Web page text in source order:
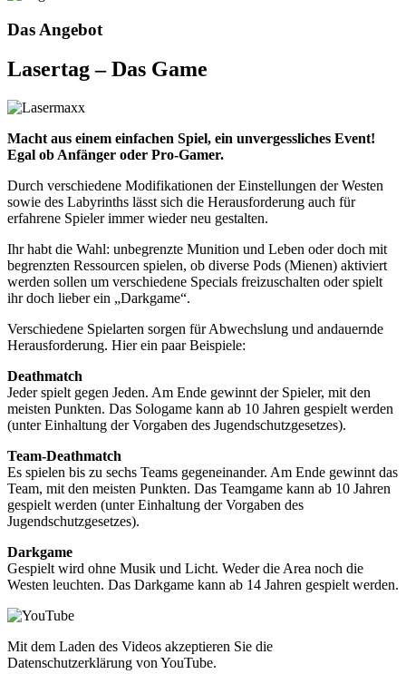
Das Angebot
Lasertag – Das Game
Macht aus einem einfachen Spiel, ein unvergessliches Event!
Egal ob Anfänger oder Pro-Gamer.
Durch verschiedene Modifikationen der Einstellungen der Westen
sowie des Labyrinths lässt sich die Herausforderung auch für
erfahrene Spieler immer wieder neu gestalten.
Ihr habt die Wahl: unbegrenzte Munition und Leben oder doch mit
begrenzten Ressourcen spielen, ob diverse Pods (Mienen) aktiviert
werden sollen um verschiedene Specials freizuschalten oder spielt
ihr doch lieber ein „Darkgame“.
Verschiedene Spielarten sorgen für Abwechslung und andauernde
Herausforderung. Hier ein paar Beispiele:
Deathmatch
Jeder spielt gegen Jeden. Am Ende gewinnt der Spieler, mit den
meisten Punkten. Das Sologame kann ab 10 Jahren gespielt werden
(unter Einhaltung der Vorgaben des Jugendschutzgesetzes).
Team-Deathmatch
Es spielen bis zu sechs Teams gegeneinander. Am Ende gewinnt das
Team, mit den meisten Punkten. Das Teamgame kann ab 10 Jahren
gespielt werden (unter Einhaltung der Vorgaben des
Jugendschutzgesetzes).
Darkgame
Gespielt wird ohne Musik und Licht. Weder die Area noch die
Westen leuchten. Das Darkgame kann ab 14 Jahren gespielt werden.
Mit dem Laden des Videos akzeptieren Sie die
Datenschutzerklärung von YouTube.